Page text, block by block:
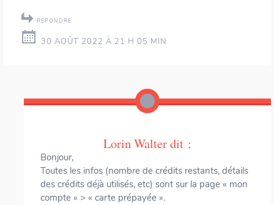
RÉPONDRE
30 AOÛT 2022 À 21 H 05 MIN
Lorin Walterdit :
Bonjour,
Toutes les infos (nombre de crédits restants, détails
des crédits déjà utilisés, etc) sont sur la page « mon
compte » > « carte prépayée ».